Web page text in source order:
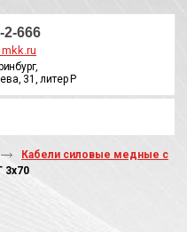
2-666
31, литер Р
Кабели силовые медные с
3х70